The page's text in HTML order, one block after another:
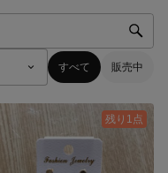
すべて 販売中
残り1点